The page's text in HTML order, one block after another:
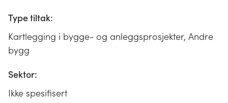
Type tiltak:
Kartlegging i bygge- og anleggsprosjekter, Andre
bygg
Sektor:
Ikke spesifisert